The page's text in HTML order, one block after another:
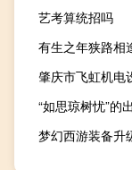
艺考算统招吗
有生之年狭路相
肇庆市飞虹机电
“如思琼树忧”的
梦幻西游装备升